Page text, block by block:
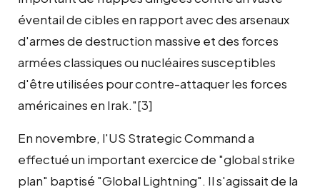
éventail de cibles en rapport avec des arsenaux
d'armes de destruction massive et des forces
armées classiques ou nucléaires susceptibles
d'être utilisées pour contre-attaquer les forces
américaines en Irak."[3]
En novembre, l'US Strategic Command a
effectué un important exercice de "global strike
plan" baptisé "Global Lightning". Il s'agissait de la